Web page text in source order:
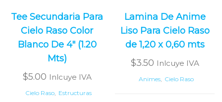
Tee Secundaria Para
Cielo Raso Color
Blanco De 4″ (1.20
Mts)
$5.00 Inlcuye IVA
Cielo Raso, Estructuras
Lamina De Anime
Liso Para Cielo Raso
de 1,20 x 0,60 mts
$3.50 Inlcuye IVA
Animes, Cielo Raso